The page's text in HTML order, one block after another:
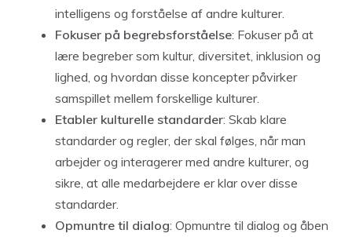
intelligens og forståelse af andre kulturer.
Fokuser på begrebsforståelse: Fokuser på at
lære begreber som kultur, diversitet, inklusion og
lighed, og hvordan disse koncepter påvirker
samspillet mellem forskellige kulturer.
Etabler kulturelle standarder: Skab klare
standarder og regler, der skal følges, når man
arbejder og interagerer med andre kulturer, og
sikre, at alle medarbejdere er klar over disse
standarder.
Opmuntre til dialog: Opmuntre til dialog og åben